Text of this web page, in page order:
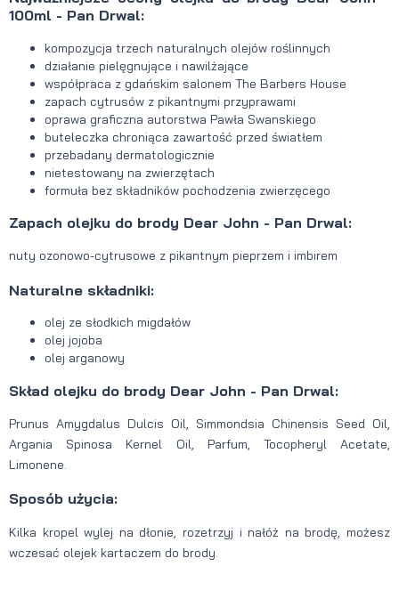
100ml - Pan Drwal:
kompozycja trzech naturalnych olejów roślinnych
działanie pielęgnujące i nawilżające
współpraca z gdańskim salonem The Barbers House
zapach cytrusów z pikantnymi przyprawami
oprawa graficzna autorstwa Pawła Swanskiego
buteleczka chroniąca zawartość przed światłem
przebadany dermatologicznie
nietestowany na zwierzętach
formuła bez składników pochodzenia zwierzęcego
Zapach olejku do brody Dear John - Pan Drwal:
nuty ozonowo-cytrusowe z pikantnym pieprzem i imbirem
Naturalne składniki:
olej ze słodkich migdałów
olej jojoba
olej arganowy
Skład olejku do brody Dear John - Pan Drwal:
Prunus Amygdalus Dulcis Oil, Simmondsia Chinensis Seed Oil,
Argania Spinosa Kernel Oil, Parfum, Tocopheryl Acetate,
Limonene.
Sposób użycia:
Kilka kropel wylej na dłonie, rozetrzyj i nałóż na brodę, możesz
wczesać olejek kartaczem do brody.